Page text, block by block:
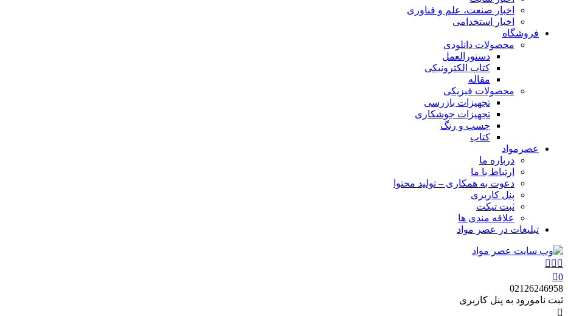
اخبار صنعت، علم و فناوری
اخبار استخدامی
فروشگاه
محصولات دانلودی
دستورالعمل
کتاب الکترونیکی
مقاله
محصولات فیزیکی
تجهیزات بازرسی
تجهیزات جوشکاری
چسب و رنگ
کتاب
عصرمواد
درباره ما
ارتباط با ما
دعوت به همکاری – تولید محتوا
پنل کاربری
ثبت تیکت
علاقه مندی ها
تبلیغات در عصر مواد
0
02126246958
ثبت نامورود به پنل کاربری